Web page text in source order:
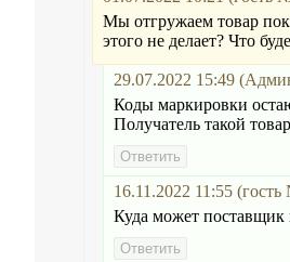
Мы отгружаем товар
этого не делает? Что
29.07.2022 15:49
Коды маркировки
Получатель такой
16.11.2022 11:55
Куда может поставщик